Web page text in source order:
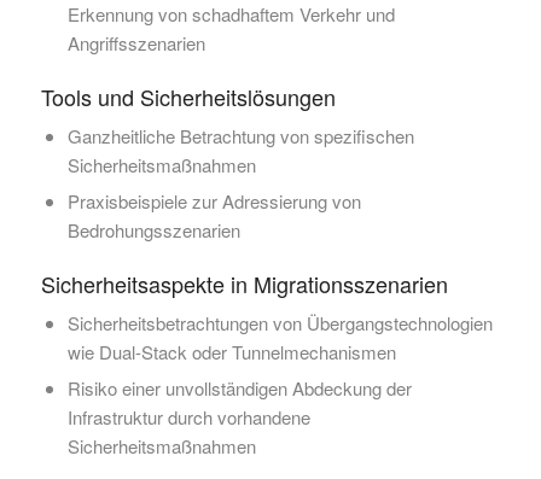
Erkennung von schadhaftem Verkehr und
Angriffsszenarien
Tools und Sicherheitslösungen
Ganzheitliche Betrachtung von spezifischen
Sicherheitsmaßnahmen
Praxisbeispiele zur Adressierung von
Bedrohungsszenarien
Sicherheitsaspekte in Migrationsszenarien
Sicherheitsbetrachtungen von Übergangstechnologien
wie Dual-Stack oder Tunnelmechanismen
Risiko einer unvollständigen Abdeckung der
Infrastruktur durch vorhandene
Sicherheitsmaßnahmen